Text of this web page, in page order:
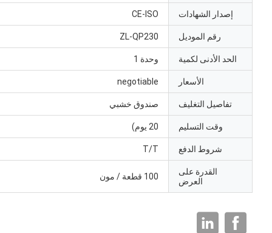
إصدار الشهادات CE-ISO
رقم الموديل ZL-QP230
الحد الأدنى لكمية وحدة 1
الأسعار negotiable
تفاصيل التغليف صندوق خشبي
وقت التسليم 20 يوم)
شروط الدفع T/T
القدرة على
العرض
100 قطعة / مون